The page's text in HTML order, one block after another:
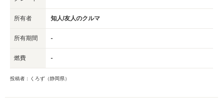
所有者 知人/友人のクルマ
所有期間 -
燃費 -
投稿者：くろず（静岡県）